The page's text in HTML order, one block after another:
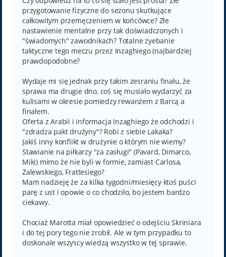
przygotowanie fizyczne do sezonu skutkujące
całkowitym przemęczeniem w końcówce? Złe
nastawienie mentalne przy tak doświadczonych i
"świadomych" zawodnikach? Totalne zyebanie
taktyczne tego meczu przez Inzaghiego (najbardziej
prawdopodobne?
Wydaje mi się jednak przy takim zesraniu finału, że
sprawa ma drugie dno, coś się musiało wydarzyć za
kulisami w okresie pomiedzy rewanżem z Barcą a
finałem.
Oferta z Arabii i informacja Inzaghiego że odchodzi i
"zdradza pakt drużyny"? Robi z siebie Lakaka?
Jakiś inny konflikt w drużynie o którym nie wiemy?
Stawianie na piłkarzy "za zasługi" (Pavard, Dimarco,
Miki) mimo że nie byli w formie, zamiast Carlosa,
Zalewskiego, Frattesiego?
Mam nadzieję że za kilka tygodni/miesięcy ktoś puści
parę z ust i opowie o co chodziło, bo jestem bardzo
ciekawy.
Chociaż Marotta miał opowiedzieć o odejściu Skriniara
i do tej pory tego nie zrobił. Ale w tym przypadku to
doskonale wszyscy wiedzą wszystko w tej sprawie.